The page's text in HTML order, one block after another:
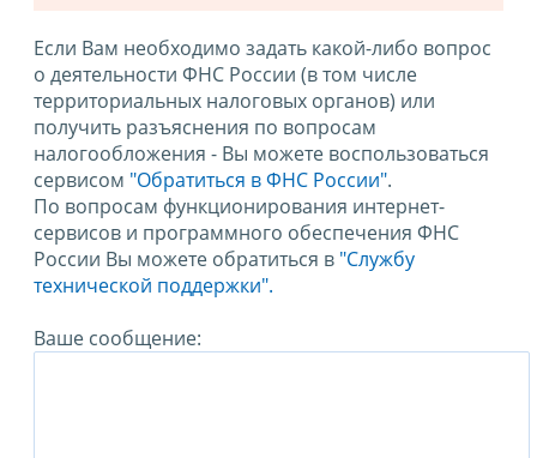
Если Вам необходимо задать какой-либо вопрос
о деятельности ФНС России (в том числе
территориальных налоговых органов) или
получить разъяснения по вопросам
налогообложения - Вы можете воспользоваться
сервисом "Обратиться в ФНС России".
По вопросам функционирования интернет-
сервисов и программного обеспечения ФНС
России Вы можете обратиться в "Службу
технической поддержки".
Ваше сообщение: